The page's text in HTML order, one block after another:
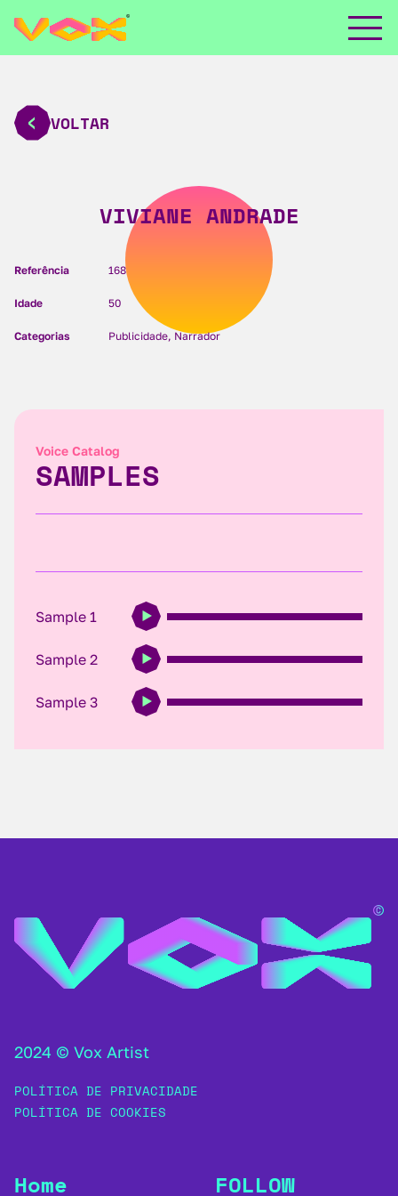
VOLTAR
VIVIANE ANDRADE
Referência 168
Idade 50
Categorias Publicidade, Narrador
Voice Catalog
SAMPLES
Sample 1
Sample 2
Sample 3
2024 © Vox Artist
POLÍTICA DE PRIVACIDADE
POLÍTICA DE COOKIES
Home FOLLOW